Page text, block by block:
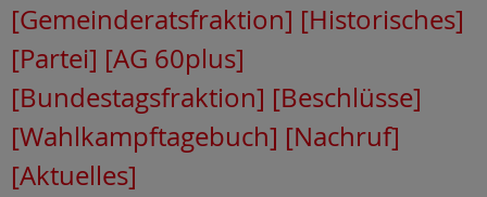
[Gemeinderatsfraktion] [Historisches]
[Partei] [AG 60plus]
[Bundestagsfraktion] [Beschlüsse]
[Wahlkampftagebuch] [Nachruf]
[Aktuelles]